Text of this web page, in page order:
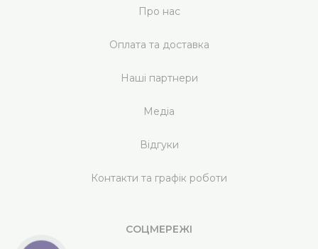
Про нас
Оплата та доставка
Наші партнери
Медіа
Відгуки
Контакти та графік роботи
СОЦМЕРЕЖІ